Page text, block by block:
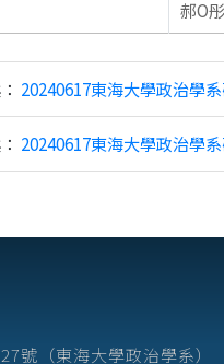
郝O
： 20240617東海大學政治學
： 20240617東海大學政治學
號（東海大學政治學系）